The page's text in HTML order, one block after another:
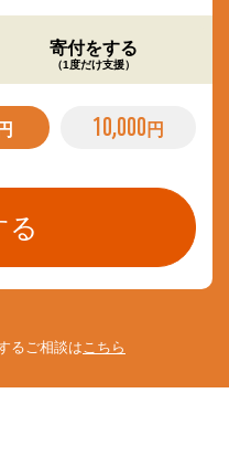
寄付をする
（1度だけ支援）
円 10,000 円
るご相談はこちら